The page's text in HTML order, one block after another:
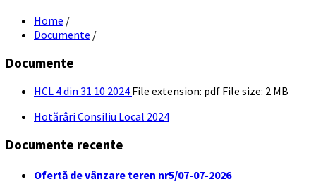
Home /
Documente /
Documente
HCL 4 din 31 10 2024 File extension: pdf File size: 2 MB
Hotărâri Consiliu Local 2024
Documente recente
Ofertă de vânzare teren nr5/07-07-2026